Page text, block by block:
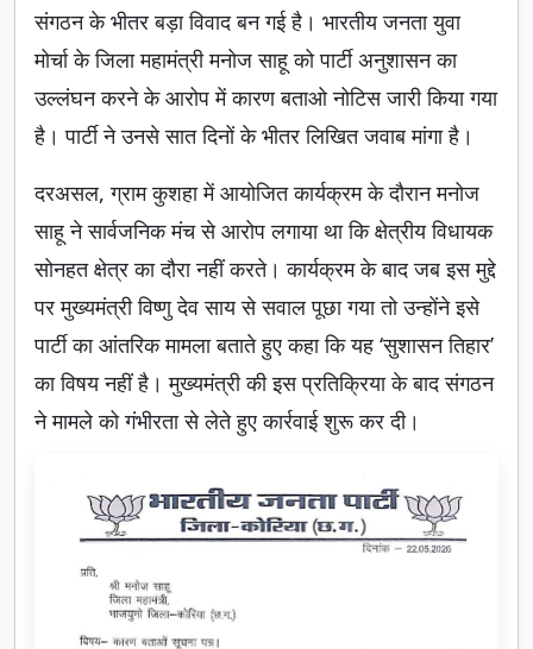
संगठन के भीतर बड़ा विवाद बन गई है। भारतीय जनता युवा
मोर्चा के जिला महामंत्री मनोज साहू को पार्टी अनुशासन का
उल्लंघन करने के आरोप में कारण बताओ नोटिस जारी किया गया
है। पार्टी ने उनसे सात दिनों के भीतर लिखित जवाब मांगा है।
दरअसल, ग्राम कुशहा में आयोजित कार्यक्रम के दौरान मनोज
साहू ने सार्वजनिक मंच से आरोप लगाया था कि क्षेत्रीय विधायक
सोनहत क्षेत्र का दौरा नहीं करते। कार्यक्रम के बाद जब इस मुद्दे
पर मुख्यमंत्री विष्णु देव साय से सवाल पूछा गया तो उन्होंने इसे
पार्टी का आंतरिक मामला बताते हुए कहा कि यह ‘सुशासन तिहार’
का विषय नहीं है। मुख्यमंत्री की इस प्रतिक्रिया के बाद संगठन
ने मामले को गंभीरता से लेते हुए कार्रवाई शुरू कर दी।